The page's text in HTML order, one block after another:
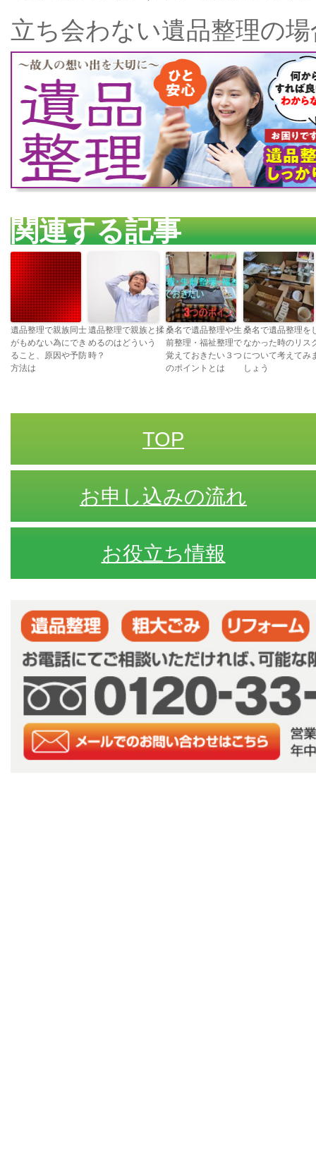
立ち会わない遺品整理の
関連する記事
遺品整理で親族同士
がもめない為にでき
ること、原因や予防
方法は
遺品整理で親族と揉
めるのはどういう
時？
桑名で遺品整理や生
前整理・福祉整理で
覚えておきたい３つ
のポイントとは
桑名で遺品整理を
なかった時のリス
について考えてみ
しょう
TOP
お申し込みの流れ
お役立ち情報